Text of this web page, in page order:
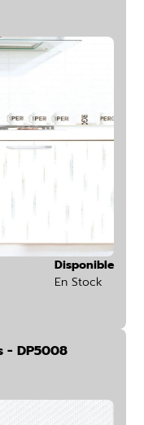
Disponible
En Stock
- DP5008